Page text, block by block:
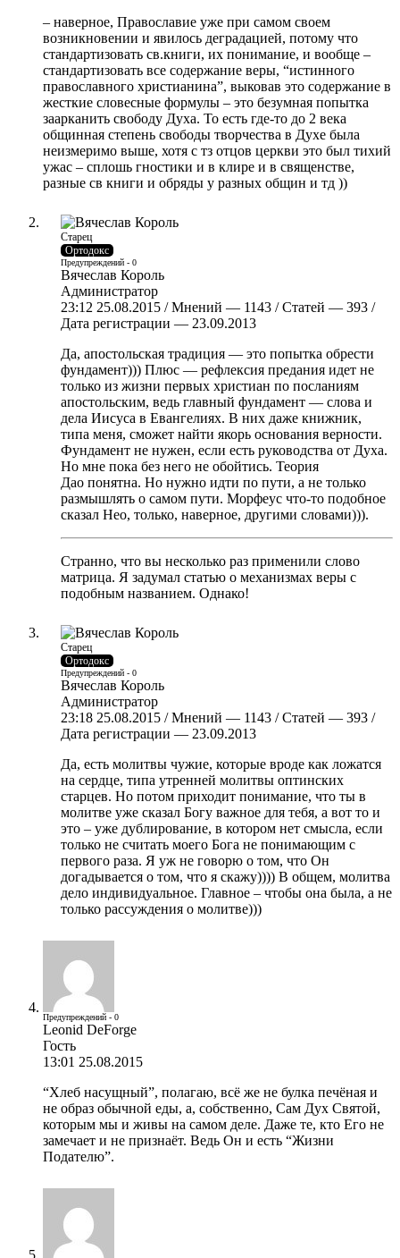
– наверное, Православие уже при самом своем
возникновении и явилось деградацией, потому что
стандартизовать св.книги, их понимание, и вообще –
стандартизовать все содержание веры, “истинного
православного христианина”, выковав это содержание в
жесткие словесные формулы – это безумная попытка
заарканить свободу Духа. То есть где-то до 2 века
общинная степень свободы творчества в Духе была
неизмеримо выше, хотя с тз отцов церкви это был тихий
ужас – сплошь гностики и в клире и в священстве,
разные св книги и обряды у разных общин и тд ))
Старец
Ортодокс
Предупреждений - 0
Вячеслав Король
Администратор
23:12 25.08.2015 / Мнений — 1143 / Статей — 393 /
Дата регистрации — 23.09.2013
Да, апостольская традиция — это попытка обрести
фундамент))) Плюс — рефлексия предания идет не
только из жизни первых христиан по посланиям
апостольским, ведь главный фундамент — слова и
дела Иисуса в Евангелиях. В них даже книжник,
типа меня, сможет найти якорь основания верности.
Фундамент не нужен, если есть руководства от Духа.
Но мне пока без него не обойтись. Теория
Дао понятна. Но нужно идти по пути, а не только
размышлять о самом пути. Морфеус что-то подобное
сказал Нео, только, наверное, другими словами))).
Странно, что вы несколько раз применили слово
матрица. Я задумал статью о механизмах веры с
подобным названием. Однако!
Старец
Ортодокс
Предупреждений - 0
Вячеслав Король
Администратор
23:18 25.08.2015 / Мнений — 1143 / Статей — 393 /
Дата регистрации — 23.09.2013
Да, есть молитвы чужие, которые вроде как ложатся
на сердце, типа утренней молитвы оптинских
старцев. Но потом приходит понимание, что ты в
молитве уже сказал Богу важное для тебя, а вот то и
это – уже дублирование, в котором нет смысла, если
только не считать моего Бога не понимающим с
первого раза. Я уж не говорю о том, что Он
догадывается о том, что я скажу)))) В общем, молитва
дело индивидуальное. Главное – чтобы она была, а не
только рассуждения о молитве)))
Предупреждений - 0
Leonid DeForge
Гость
13:01 25.08.2015
“Хлеб насущный”, полагаю, всё же не булка печёная и
не образ обычной еды, а, собственно, Сам Дух Святой,
которым мы и живы на самом деле. Даже те, кто Его не
замечает и не признаёт. Ведь Он и есть “Жизни
Подателю”.